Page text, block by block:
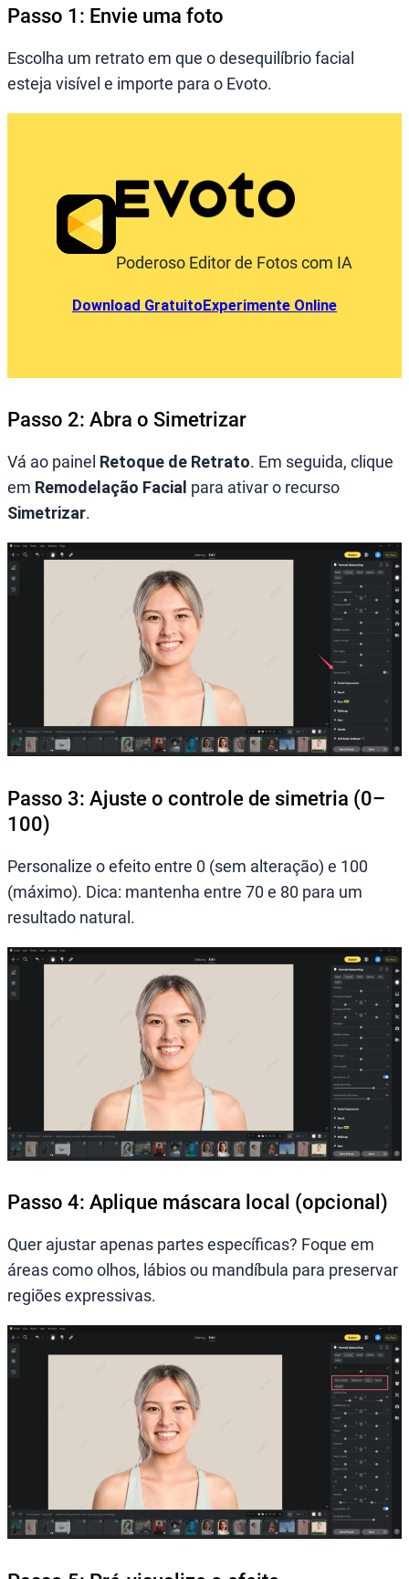
Passo 1: Envie uma foto
Escolha um retrato em que o desequilíbrio facial
esteja visível e importe para o Evoto.
Poderoso Editor de Fotos com IA
Download Gratuito Experimente Online
Passo 2: Abra o Simetrizar
Vá ao painel Retoque de Retrato. Em seguida, clique
em Remodelação Facial para ativar o recurso
Simetrizar.
Passo 3: Ajuste o controle de simetria (0–
100)
Personalize o efeito entre 0 (sem alteração) e 100
(máximo). Dica: mantenha entre 70 e 80 para um
resultado natural.
Passo 4: Aplique máscara local (opcional)
Quer ajustar apenas partes específicas? Foque em
áreas como olhos, lábios ou mandíbula para preservar
regiões expressivas.